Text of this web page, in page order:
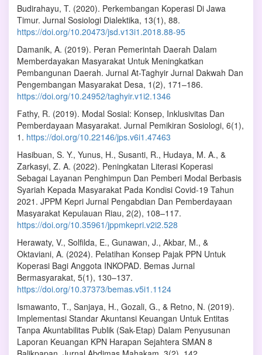
Budirahayu, T. (2020). Perkembangan Koperasi Di Jawa
Timur. Jurnal Sosiologi Dialektika, 13(1), 88.
https://doi.org/10.20473/jsd.v13i1.2018.88-95
Damanik, A. (2019). Peran Pemerintah Daerah Dalam
Memberdayakan Masyarakat Untuk Meningkatkan
Pembangunan Daerah. Jurnal At-Taghyir Jurnal Dakwah Dan
Pengembangan Masyarakat Desa, 1(2), 171–186.
https://doi.org/10.24952/taghyir.v1i2.1346
Fathy, R. (2019). Modal Sosial: Konsep, Inklusivitas Dan
Pemberdayaan Masyarakat. Jurnal Pemikiran Sosiologi, 6(1),
1. https://doi.org/10.22146/jps.v6i1.47463
Hasibuan, S. Y., Yunus, H., Susanti, R., Hudaya, M. A., &
Zarkasyi, Z. A. (2022). Peningkatan Literasi Koperasi
Sebagai Layanan Penghimpun Dan Pemberi Modal Berbasis
Syariah Kepada Masyarakat Pada Kondisi Covid-19 Tahun
2021. JPPM Kepri Jurnal Pengabdian Dan Pemberdayaan
Masyarakat Kepulauan Riau, 2(2), 108–117.
https://doi.org/10.35961/jppmkepri.v2i2.528
Herawaty, V., Solfilda, E., Gunawan, J., Akbar, M., &
Oktaviani, A. (2024). Pelatihan Konsep Pajak PPN Untuk
Koperasi Bagi Anggota INKOPAD. Bemas Jurnal
Bermasyarakat, 5(1), 130–137.
https://doi.org/10.37373/bemas.v5i1.1124
Ismawanto, T., Sanjaya, H., Gozali, G., & Retno, N. (2019).
Implementasi Standar Akuntansi Keuangan Untuk Entitas
Tanpa Akuntabilitas Publik (Sak-Etap) Dalam Penyusunan
Laporan Keuangan KPN Harapan Sejahtera SMAN 8